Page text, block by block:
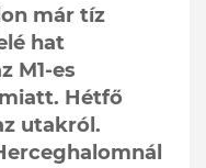
már tíz
hat
M1-es
Hétfő
utakról.